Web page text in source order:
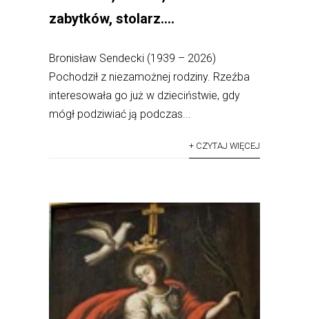
zabytków, stolarz….
Bronisław Sendecki (1939 – 2026)
Pochodził z niezamożnej rodziny. Rzeźba
interesowała go już w dzieciństwie, gdy
mógł podziwiać ją podczas...
+ CZYTAJ WIĘCEJ